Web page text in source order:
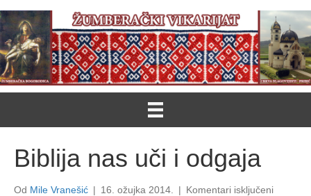
Biblija nas uči i odgaja
Od Mile Vranešić | 16. ožujka 2014. | Komentari isključeniza